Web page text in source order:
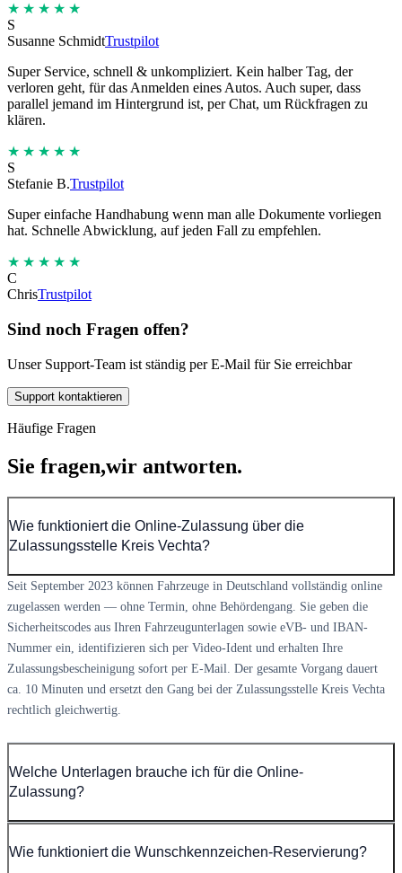
★★★★★
S
Susanne SchmidtTrustpilot
Super Service, schnell & unkompliziert. Kein halber Tag, der
verloren geht, für das Anmelden eines Autos. Auch super, dass
parallel jemand im Hintergrund ist, per Chat, um Rückfragen zu
klären.
★★★★★
S
Stefanie B.Trustpilot
Super einfache Handhabung wenn man alle Dokumente vorliegen
hat. Schnelle Abwicklung, auf jeden Fall zu empfehlen.
★★★★★
C
ChrisTrustpilot
Sind noch Fragen offen?
Unser Support-Team ist ständig per E-Mail für Sie erreichbar
Support kontaktieren
Häufige Fragen
Sie fragen,wir antworten.
Wie funktioniert die Online-Zulassung über die
Zulassungsstelle Kreis Vechta?
Seit September 2023 können Fahrzeuge in Deutschland vollständig online
zugelassen werden — ohne Termin, ohne Behördengang. Sie geben die
Sicherheitscodes aus Ihren Fahrzeugunterlagen sowie eVB- und IBAN-
Nummer ein, identifizieren sich per Video-Ident und erhalten Ihre
Zulassungsbescheinigung sofort per E-Mail. Der gesamte Vorgang dauert
ca. 10 Minuten und ersetzt den Gang bei der Zulassungsstelle Kreis Vechta
rechtlich gleichwertig.
Welche Unterlagen brauche ich für die Online-
Zulassung?
Wie funktioniert die Wunschkennzeichen-Reservierung?